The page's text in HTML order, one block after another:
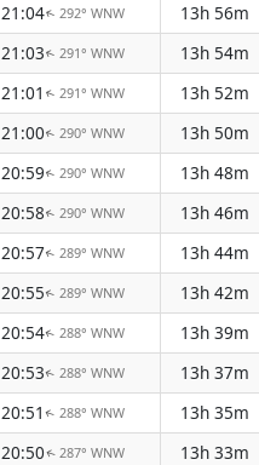
21:04↑ 292° WNW 13h 56m
21:03↑ 291° WNW 13h 54m
21:01 ↑ 291° WNW 13h 52m
21:00↑ 290° WNW 13h 50m
20:59↑ 290° WNW 13h 48m
20:58↑ 290° WNW 13h 46m
20:57↑ 289° WNW 13h 44m
20:55↑ 289° WNW 13h 42m
20:54↑ 288° WNW 13h 39m
20:53↑ 288° WNW 13h 37m
20:51 ↑ 288° WNW 13h 35m
20:50↑ 287° WNW 13h 33m